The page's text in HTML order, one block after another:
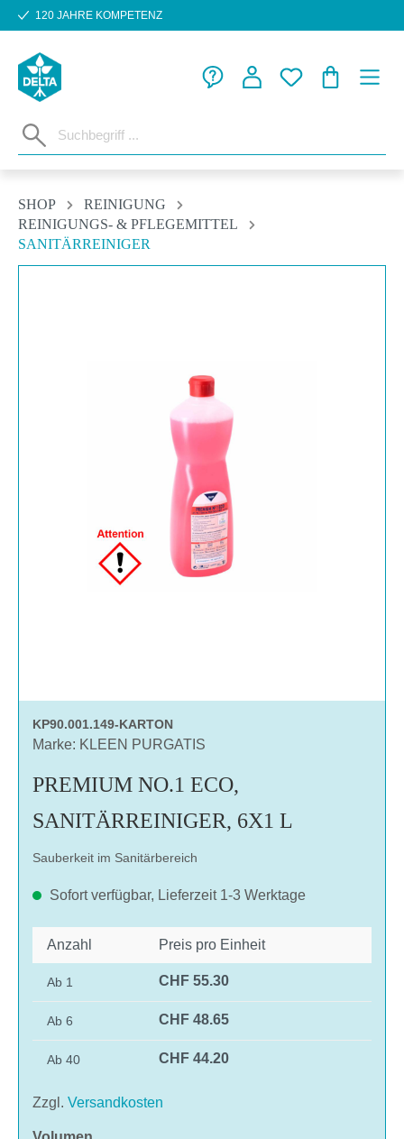
Zum Hauptinhalt springen
120 JAHRE KOMPETENZ
SHOP
REINIGUNG
REINIGUNGS- & PFLEGEMITTEL
SANITÄRREINIGER
KP90.001.149-KARTON
Marke: KLEEN PURGATIS
PREMIUM NO.1 ECO,
SANITÄRREINIGER, 6X1 L
Sauberkeit im Sanitärbereich
Sofort verfügbar, Lieferzeit 1-3 Werktage
Anzahl Preis pro Einheit
Ab 1 CHF 55.30
Ab 6 CHF 48.65
Ab 40 CHF 44.20
Zzgl. Versandkosten